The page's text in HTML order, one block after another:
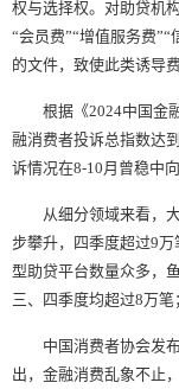
权与选择权。对助贷机
“会员费”“增值服务费
的文件，致使此类诱导
根据《2024中国金融
融消费者投诉总指数达
诉情况在8-10月曾稳中
从细分领域来看，大
步攀升，四季度超过9
型助贷平台数量众多，
三、四季度均超过8万笔
中国消费者协会发布
出，金融消费乱象不止